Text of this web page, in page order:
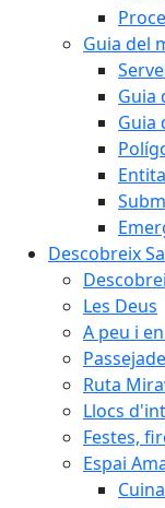
Guia del
Guia
Guia
Descobreix
Les Deus
A peu i
Ruta
Llocs
Festes,
Espai